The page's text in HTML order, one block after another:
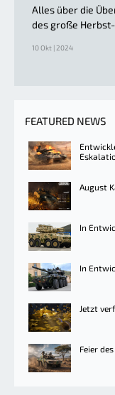
Alles über die
des große
10 Okt | 2024
FEATURED NEWS
August
In
In
Jetzt
Feier